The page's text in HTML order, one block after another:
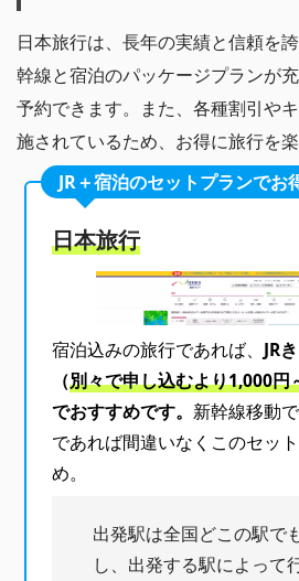
日本旅行は、長年の実績と信頼を
幹線と宿泊のパッケージプランが
予約できます。また、各種割引や
施されているため、お得に旅行を楽
JR＋宿泊のセットプランでお
日本旅行
宿泊込みの旅行であれば、 JR
（別々で申し込むより1,000円
でおすすめです。 新幹線移動
であれば間違いなくこのセッ
め。
出発駅は全国どこの駅で
し、出発する駅によって